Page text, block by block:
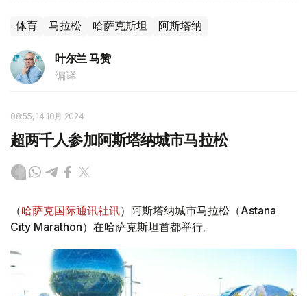
体育 马拉松 哈萨克斯坦 阿斯塔纳
叶尔兰 马赞
编译
08:55, 14 10月 2024
超两千人参加阿斯塔纳城市马拉松
（哈萨克国际通讯社讯）阿斯塔纳城市马拉松（Astana
City Marathon）在哈萨克斯坦首都举行。